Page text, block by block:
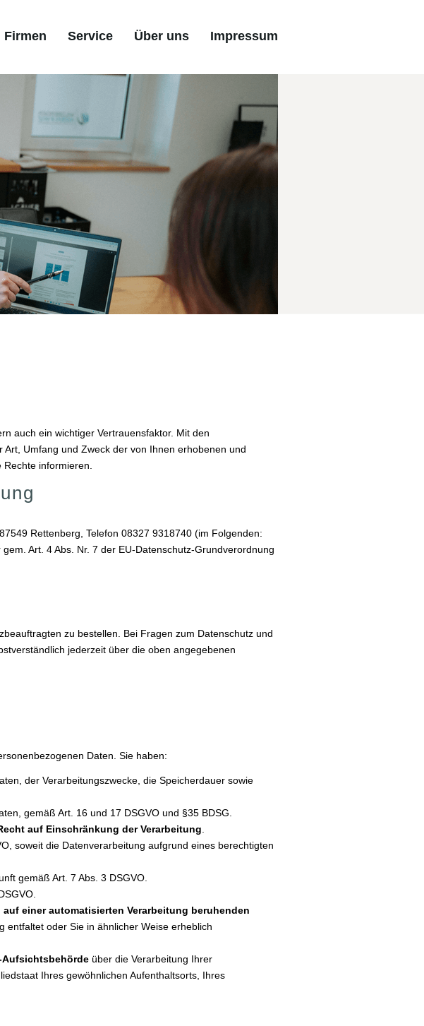
Firmen Service Über uns Impressum
auch ein wichtiger Vertrauensfaktor. Mit den
Umfang und Zweck der von Ihnen erhobenen und
informieren.
Rettenberg, Telefon 08327 9318740 (im Folgenden:
Art. 4 Abs. Nr. 7 der EU-Datenschutz-Grundverordnung
zu bestellen. Bei Fragen zum Datenschutz und
jederzeit über die oben angegebenen
Daten. Sie haben:
der Verarbeitungszwecke, die Speicherdauer sowie
gemäß Art. 16 und 17 DSGVO und §35 BDSG.
auf Einschränkung der Verarbeitung
soweit die Datenverarbeitung aufgrund eines berechtigten
gemäß Art. 7 Abs. 3 DSGVO.
einer automatisierten Verarbeitung beruhenden
entfaltet oder Sie in ähnlicher Weise erheblich
Aufsichtsbehörde über die Verarbeitung Ihrer
Ihres gewöhnlichen Aufenthaltsorts, Ihres